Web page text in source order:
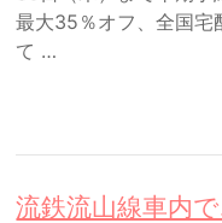
最大35％オフ、全国宅
て …
流鉄流山線車内